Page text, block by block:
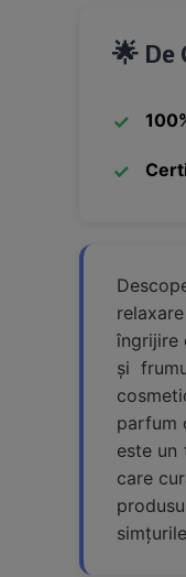
🌟 De
îngrijire
și
parfum
este un
care